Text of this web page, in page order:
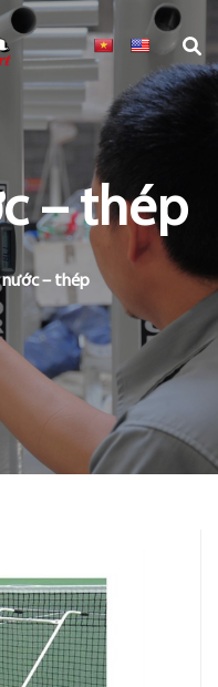
– thép
– thép